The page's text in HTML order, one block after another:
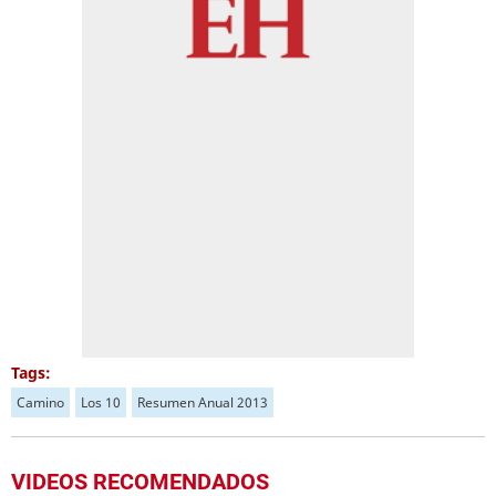
Tags:
Camino Los 10 Resumen Anual 2013
VIDEOS RECOMENDADOS